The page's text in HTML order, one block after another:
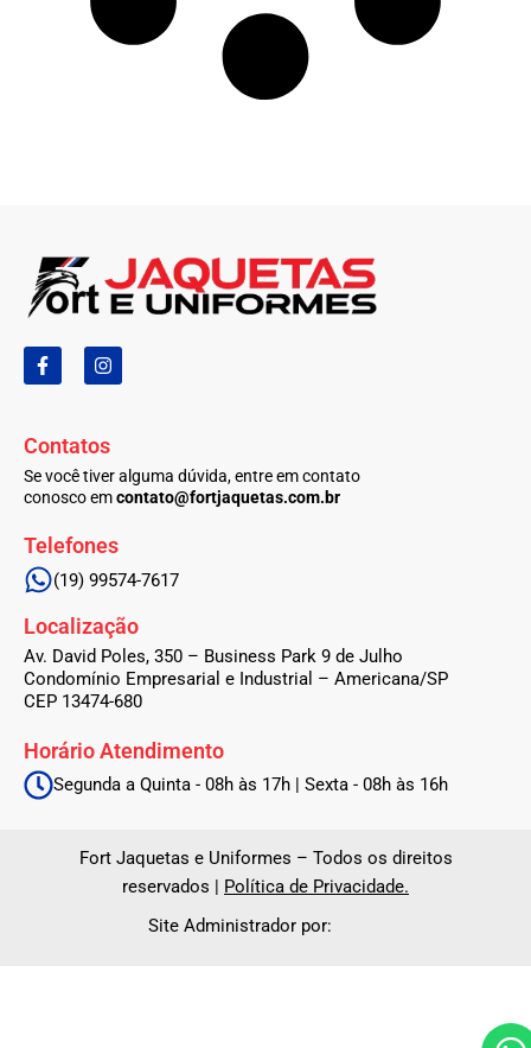
F
a
o
o
k
-
I
n
g
r
a
m
Contatos
Se você tiver alguma dúvida, entre em contato
conosco emcontato@fortjaquetas.com.br
Telefones
(19) 99574-7617
Localização
Av. David Poles, 350 – Business Park 9 de Julho
Condomínio Empresarial e Industrial – Americana/SP
CEP 13474-680
Horário Atendimento
Segunda a Quinta - 08h às 17h | Sexta - 08h às 16h
Fort Jaquetas e Uniformes – Todos os direitos
reservados | Política de Privacidade.
Site Administrador por: